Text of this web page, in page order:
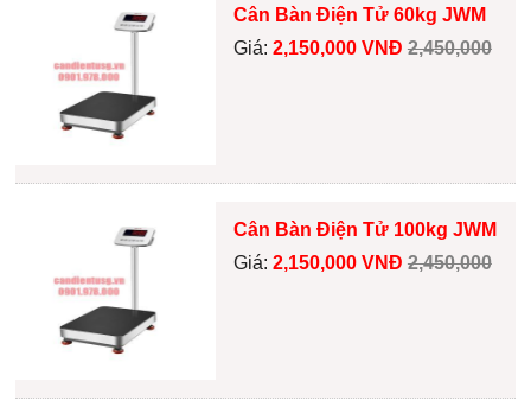
Cân Bàn Điện Tử 60kg JWM
Giá: 2,150,000 VNĐ 2,450,000
Cân Bàn Điện Tử 100kg JWM
Giá: 2,150,000 VNĐ 2,450,000